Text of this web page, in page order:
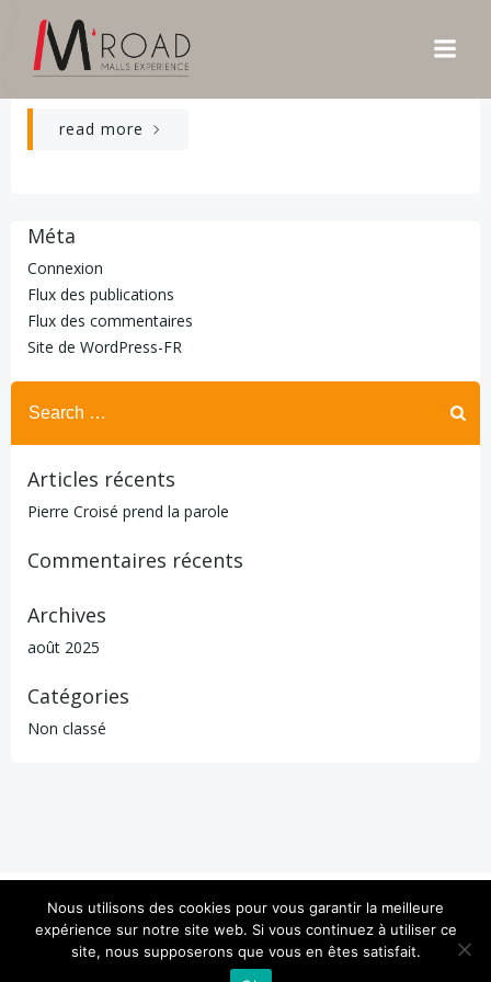
LECLERC POITIERS
Laura ZONZON -
read more
Méta
Connexion
Flux des publications
Flux des commentaires
Site de WordPress-FR
Search
for:
Articles récents
Pierre Croisé prend la parole
Commentaires récents
Archives
août 2025
Catégories
Non classé
Mentions légales
© 2026 MROAD
Nous utilisons des cookies pour vous garantir la meilleure
expérience sur notre site web. Si vous continuez à utiliser ce
site, nous supposerons que vous en êtes satisfait.